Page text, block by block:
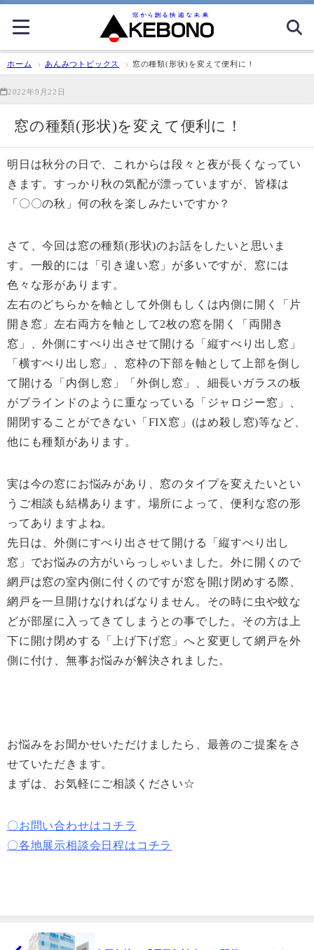
ホーム あんみつトピックス 窓の種類(形状)を変えて便利に！
2022年9月22日
窓の種類(形状)を変えて便利に！
明日は秋分の日で、これからは段々と夜が長くなってい
きます。すっかり秋の気配が漂っていますが、皆様は
「〇〇の秋」何の秋を楽しみたいですか？
さて、今回は窓の種類(形状)のお話をしたいと思いま
す。一般的には「引き違い窓」が多いですが、窓には
色々な形があります。
左右のどちらかを軸として外側もしくは内側に開く「片
開き窓」左右両方を軸として2枚の窓を開く「両開き
窓」、外側にすべり出させて開ける「縦すべり出し窓」
「横すべり出し窓」、窓枠の下部を軸として上部を倒し
て開ける「内倒し窓」「外倒し窓」、細長いガラスの板
がブラインドのように重なっている「ジャロジー窓」、
開閉することができない「FIX窓」(はめ殺し窓)等など、
他にも種類があります。
実は今の窓にお悩みがあり、窓のタイプを変えたいとい
うご相談も結構あります。場所によって、便利な窓の形
ってありますよね。
先日は、外側にすべり出させて開ける「縦すべり出し
窓」でお悩みの方がいらっしゃいました。外に開くので
網戸は窓の室内側に付くのですが窓を開け閉めする際、
網戸を一旦開けなければなりません。その時に虫や蚊な
どが部屋に入ってきてしまうとの事でした。その方は上
下に開け閉めする「上げ下げ窓」へと変更して網戸を外
側に付け、無事お悩みが解決されました。
お悩みをお聞かせいただけましたら、最善のご提案をさ
せていただきます。
まずは、お気軽にご相談ください☆
〇お問い合わせはコチラ
〇各地展示相談会日程はコチラ